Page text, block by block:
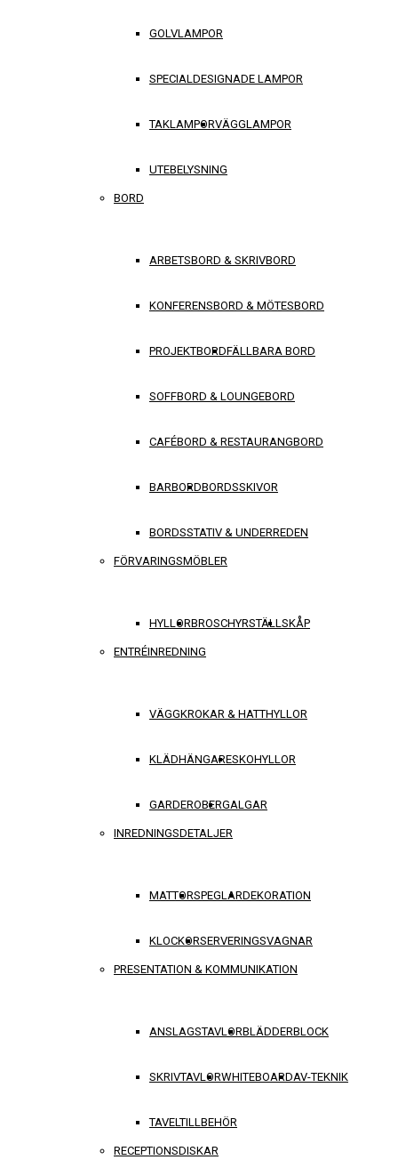
GOLVLAMPOR
SPECIALDESIGNADE LAMPOR
TAKLAMPORVÄGGLAMPOR
UTEBELYSNING
BORD
ARBETSBORD & SKRIVBORD
KONFERENSBORD & MÖTESBORD
PROJEKTBORDFÄLLBARA BORD
SOFFBORD & LOUNGEBORD
CAFÉBORD & RESTAURANGBORD
BARBORDBORDSSKIVOR
BORDSSTATIV & UNDERREDEN
FÖRVARINGSMÖBLER
HYLLORBROSCHYRSTÄLLSKÅP
ENTRÉINREDNING
VÄGGKROKAR & HATTHYLLOR
KLÄDHÄNGARESKOHYLLOR
GARDEROBERGALGAR
INREDNINGSDETALJER
MATTORSPEGLARDEKORATION
KLOCKORSERVERINGSVAGNAR
PRESENTATION & KOMMUNIKATION
ANSLAGSTAVLORBLÄDDERBLOCK
SKRIVTAVLORWHITEBOARDAV-TEKNIK
TAVELTILLBEHÖR
RECEPTIONSDISKAR